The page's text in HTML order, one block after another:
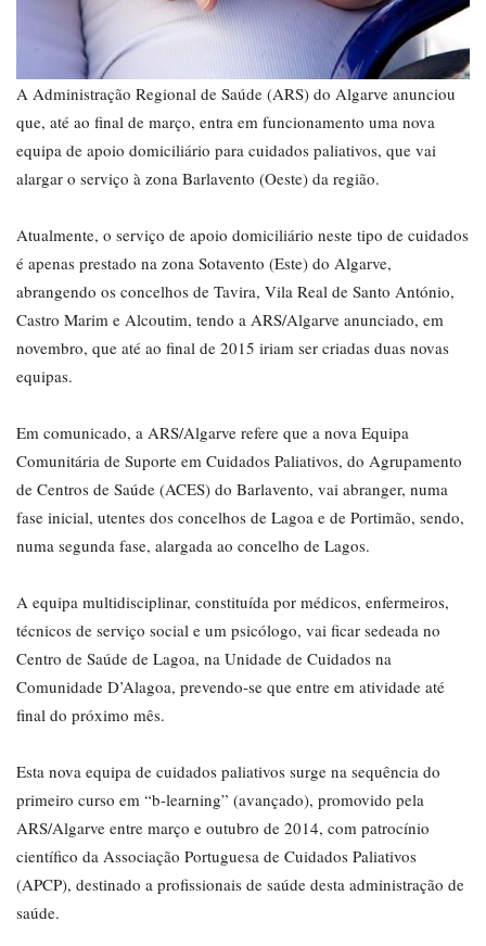
A Administração Regional de Saúde (ARS) do Algarve anunciou
que, até ao final de março, entra em funcionamento uma nova
equipa de apoio domiciliário para cuidados paliativos, que vai
alargar o serviço à zona Barlavento (Oeste) da região.
Atualmente, o serviço de apoio domiciliário neste tipo de cuidados
é apenas prestado na zona Sotavento (Este) do Algarve,
abrangendo os concelhos de Tavira, Vila Real de Santo António,
Castro Marim e Alcoutim, tendo a ARS/Algarve anunciado, em
novembro, que até ao final de 2015 iriam ser criadas duas novas
equipas.
Em comunicado, a ARS/Algarve refere que a nova Equipa
Comunitária de Suporte em Cuidados Paliativos, do Agrupamento
de Centros de Saúde (ACES) do Barlavento, vai abranger, numa
fase inicial, utentes dos concelhos de Lagoa e de Portimão, sendo,
numa segunda fase, alargada ao concelho de Lagos.
A equipa multidisciplinar, constituída por médicos, enfermeiros,
técnicos de serviço social e um psicólogo, vai ficar sedeada no
Centro de Saúde de Lagoa, na Unidade de Cuidados na
Comunidade D’Alagoa, prevendo-se que entre em atividade até
final do próximo mês.
Esta nova equipa de cuidados paliativos surge na sequência do
primeiro curso em “b-learning” (avançado), promovido pela
ARS/Algarve entre março e outubro de 2014, com patrocínio
científico da Associação Portuguesa de Cuidados Paliativos
(APCP), destinado a profissionais de saúde desta administração de
saúde.